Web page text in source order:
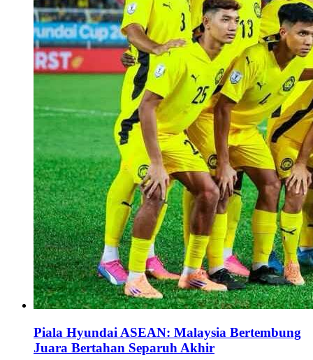
Piala Hyundai ASEAN: Malaysia Bertembung
Juara Bertahan Separuh Akhir